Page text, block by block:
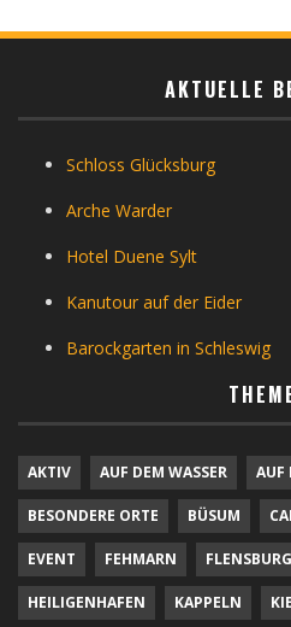
AKTUELLE
Schloss Glücksburg
Arche Warder
Hotel Duene Sylt
Kanutour auf der Eider
Barockgarten in Schleswig
AKTIV AUF DEM WASSER AUF
BESONDERE ORTE BÜSUM
EVENT FEHMARN FLENSBURG
HEILIGENHAFEN KAPPELN